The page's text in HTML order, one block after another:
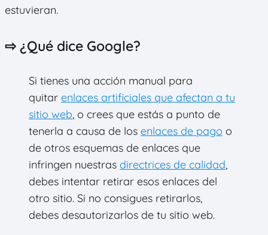
estuvieran.
⇨ ¿Qué dice Google?
Si tienes una acción manual para
quitar enlaces artificiales que afectan a tu
sitio web, o crees que estás a punto de
tenerla a causa de los enlaces de pago o
de otros esquemas de enlaces que
infringen nuestras directrices de calidad,
debes intentar retirar esos enlaces del
otro sitio. Si no consigues retirarlos,
debes desautorizarlos de tu sitio web.